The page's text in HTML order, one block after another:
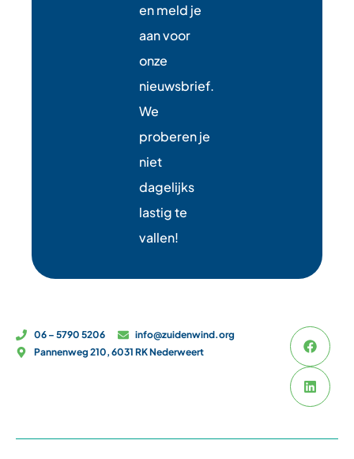
en meld je
aan voor
onze
nieuwsbrief.
We
proberen je
niet
dagelijks
lastig te
vallen!
06 – 5790 5206
info@zuidenwind.org
Pannenweg 210, 6031 RK Nederweert